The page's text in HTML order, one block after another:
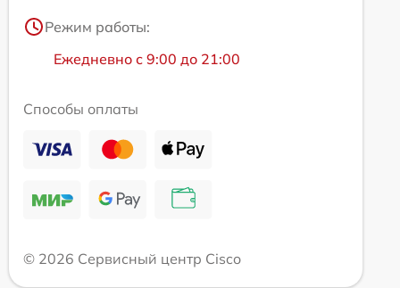
Режим работы:
Ежедневно с 9:00 до 21:00
Способы оплаты
© 2026 Сервисный центр Cisco